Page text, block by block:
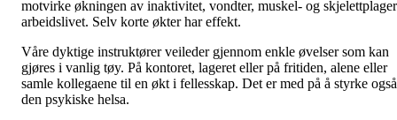
motvirke økningen av inaktivitet, vondter, muskel- og
arbeidslivet. Selv korte økter har effekt.
Våre dyktige instruktører veileder gjennom enkle øvelser som kan
gjøres i vanlig tøy. På kontoret, lageret eller på fritiden, alene eller
samle kollegaene til en økt i fellesskap. Det er med på å styrke også
den psykiske helsa.